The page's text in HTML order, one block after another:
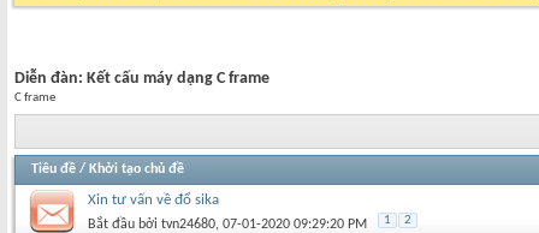
Diễn đàn: Kết cấu máy dạng C frame
C frame
Tiêu đề / Khởi tạo chủ đề
Xin tư vấn về đổ sika
Bắt đầu bởi tvn24680‎, 07-01-2020 09:29:20 PM 1 2